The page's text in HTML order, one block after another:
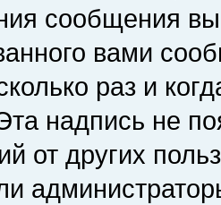
сообщения
вами
раз и
надпись не
от других